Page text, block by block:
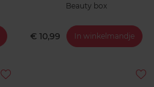
Beauty box
€ 10,99 In winkelmandje